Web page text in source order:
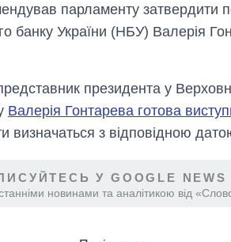
парламенту затвердити
банку України (НБУ) Валерія
президента у
Валерія Гонтарева готова
визначаться з відповідною
У GOOGLE NEWS
новинами та аналітикою від